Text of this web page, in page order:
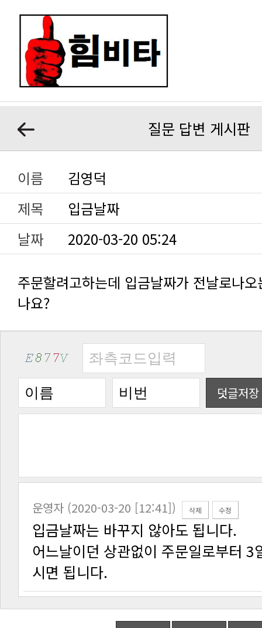
질문 답변 게시판
이름
김영덕
제목
입금날짜
날짜
2020-03-20 05:24
나요?
덧글저장
운영자 (2020-03-20 [12:41]) 삭제 수정
입금날짜는 바꾸지 않아도 됩니다.
시면 됩니다.